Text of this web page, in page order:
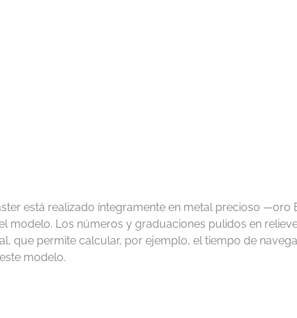
está realizado íntegramente en metal precioso —oro
Los números y graduaciones pulidos en
que permite calcular, por ejemplo, el tiempo de
modelo.